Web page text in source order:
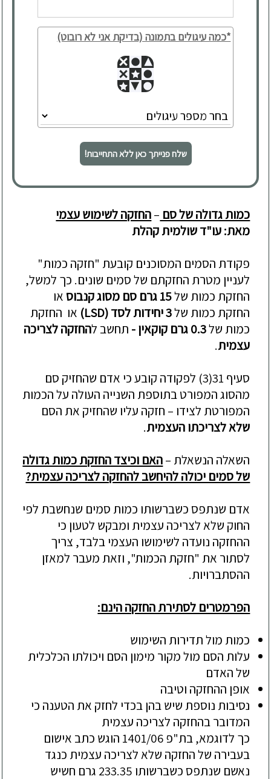
*כמה עיגולים בתמונה (בדיקת אני לא רובוט)
שלח פנייתך כאן ללא התחייבות!
כמות גדולה של סם –החזקה לשימוש עצמי
מאת:עו"ד שולמית קהלת
פקודת הסמים המסוכנים קובעת "חזקה כמות"
לעניין מטרת החזקתם של סמים שונים. כך למשל,
החזקת כמות של15 גרם סם מסוג קנבוס
או
החזקת כמות של3 יחידות לסד ( LSD
) או החזקת
כמות של0.3 גרם קוקאין - תחשב להחזקה לצריכה
עצמית.
סעיף 31(3) לפקודה קובע כי אדם שהחזיק סם
מהסוג המפורט בתוספת השנייה העולה על הכמות
המפורטת לצידו – חזקה עליו שהחזיק את הסם
שלא לצריכתו העצמית.
השאלה הנשאלת –האם וכיצד החזקת כמות גדולה
של סמים יכולה להיחשב להחזקה לצריכה עצמית?
אדם שנתפס כשברשותו כמות סמים שנחשבת לפי
החוק שלא לצריכה עצמית ומבקש לטעון כי
ההחזקה נועדה לשימושו העצמי בלבד, צריך
לסתור את "חזקת הכמות", וזאת מעבר למאזן
ההסתברויות.
הפרמטרים לסתירת החזקה הינם:
כמות מול תדירות השימוש
עלות הסם מול מקור מימון הסם ויכולתו הכלכלית
של האדם
אופן ההחזקה וטיבה
נסיבות נוספת שיש בהן בכדי לחזק את הטענה כי
המדובר בהחזקה לצריכה עצמית
כך לדוגמא, בת"פ 1401/06 הוגש כתב אישום
בעבירה של החזקה שלא לצריכה עצמית כנגד
נאשם שנתפס כשברשותו 233.35 גרם חשיש